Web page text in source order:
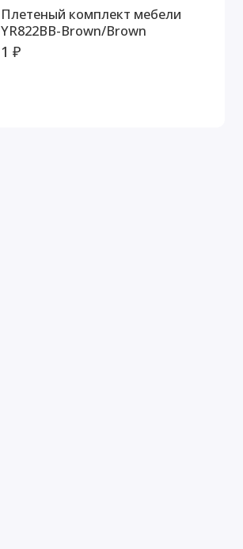
Плетеный комплект мебели
YR822BB-Brown/Brown
1 ₽